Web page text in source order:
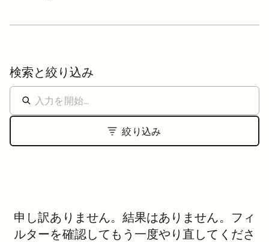
検索と絞り込み
絞り込み
申し訳ありません。結果はありません。フィ
ルターを確認してもう一度やり直してくださ